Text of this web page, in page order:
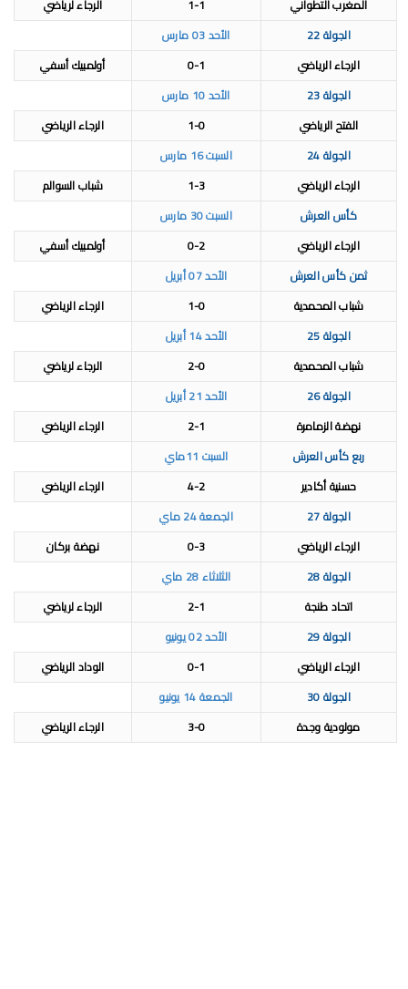
المغرب التطواني 1-1
الرجاء لرياضي
الجولة 22
الأحد 03 مارس
الرجاء الرياضي
0-1
أولمبيك أسفي
الجولة 23
الأحد 10 مارس
الفتح الرياضي
1-0
الرجاء الرياضي
الجولة 24
السبت 16 مارس
الرجاء الرياضي
1-3
شباب السوالم
كأس العرش
السبت 30 مارس
الرجاء الرياضي
0-2
أولمبيك أسفي
ثمن كأس العرش
الأحد 07 أبريل
شباب المحمدية
1-0
الرجاء الرياضي
الجولة 25
الأحد 14 أبريل
شباب المحمدية
2-0
الرجاء لرياضي
الجولة 26
الأحد 21 أبريل
نهضة الزمامرة
2-1
الرجاء الرياضي
ربع كأس العرش
السبت 11ماي
حسنية أكادير
4-2
الرجاء الرياضي
الجولة 27
الجمعة 24 ماي
الرجاء الرياضي
0-3
نهضة بركان
الجولة 28
الثلاثاء 28 ماي
اتحاد طنجة
2-1
الرجاء لرياضي
الجولة 29
الأحد 02 يونيو
الرجاء الرياضي
0-1
الوداد الرياضي
الجولة 30
الجمعة 14 يونيو
مولودية وجدة
3-0 الرجاء الرياضي